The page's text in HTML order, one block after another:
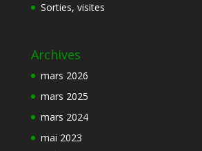
Sorties, visites
Archives
mars 2026
mars 2025
mars 2024
mai 2023